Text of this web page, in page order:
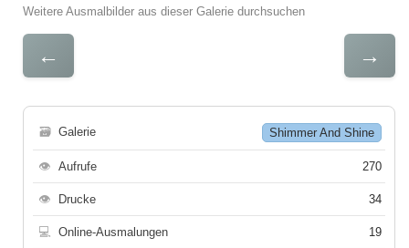
Weitere Ausmalbilder aus dieser Galerie durchsuchen
← →
🗃 Galerie Shimmer And Shine
👁 Aufrufe 270
👁 Drucke 34
💻 Online-Ausmalungen 19